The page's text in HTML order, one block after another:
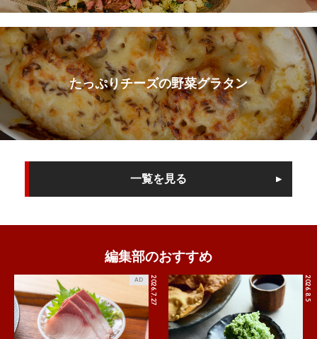
たっぷりチーズの野菜グラタン
一覧を見る
編集部のおすすめ
2026.7.27
AD 2026.8.5